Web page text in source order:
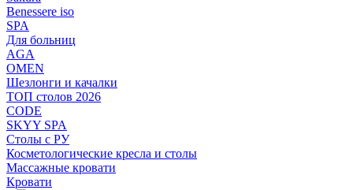
Benessere iso
SPA
Для больниц
AGA
OMEN
Шезлонги и качалки
ТОП столов 2026
CODE
SKYY SPA
Столы с РУ
Косметологические кресла и столы
Массажные кровати
Кровати